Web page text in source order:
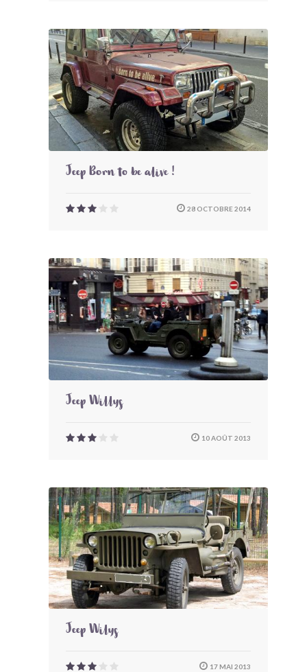
Jeep Born to be alive !
28 OCTOBRE 2014
Jeep Willys
10 AOÛT 2013
Jeep Wilys
17 MAI 2013